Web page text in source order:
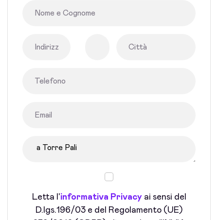
Letta l'informativa Privacyai sensi del
D.lgs.196/03 e del Regolamento (UE)